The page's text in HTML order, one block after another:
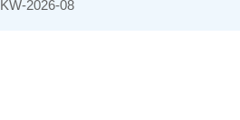
KW-2026-08